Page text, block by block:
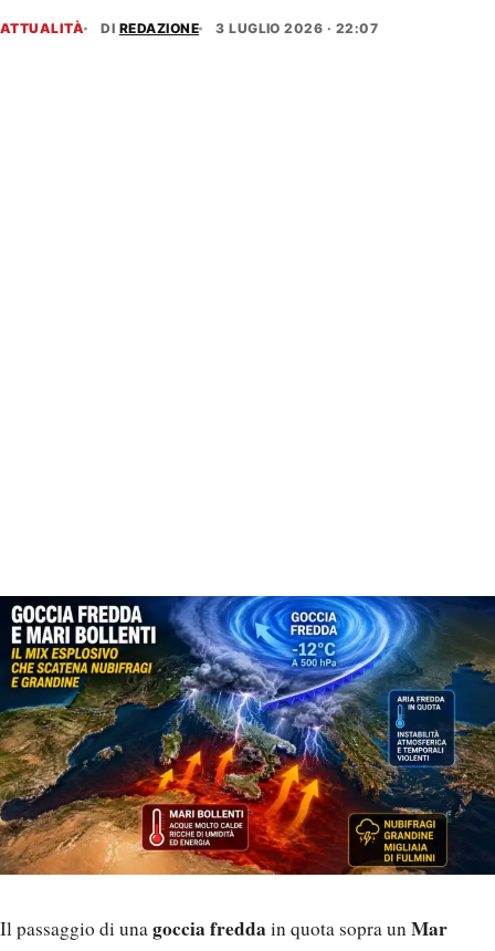
ATTUALITÀ DI REDAZIONE 3 LUGLIO 2026 · 22:07
Il passaggio di unagoccia fredda in quota sopra unMar